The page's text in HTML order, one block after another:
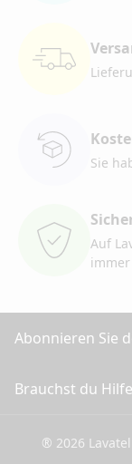
Sie
Auf
Abonnieren Sie
Brauchst du
Allgemeine
® 2026